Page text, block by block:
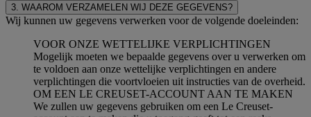
3. WAAROM VERZAMELEN WIJ DEZE GEGEVENS?
Wij kunnen uw gegevens verwerken voor de volgende doeleinden:
VOOR ONZE WETTELIJKE VERPLICHTINGEN
Mogelijk moeten we bepaalde gegevens over u verwerken om
te voldoen aan onze wettelijke verplichtingen en andere
verplichtingen die voortvloeien uit instructies van de overheid.
OM EEN LE CREUSET-ACCOUNT AAN TE MAKEN
We zullen uw gegevens gebruiken om een Le Creuset-